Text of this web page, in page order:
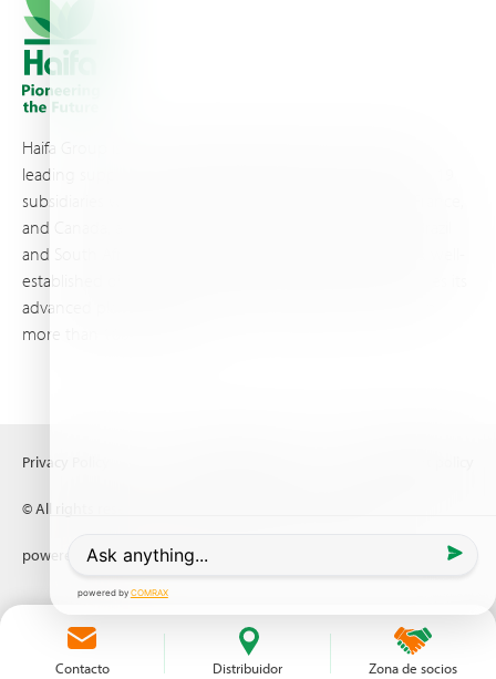
Contacto Distribuidor Zona de socios
Haifa Group is a multi-national corporation and a global
leading supplier of specialty fertilizers, operating through 19
subsidiaries worldwide, with production sites in Israel, France,
and Canada, as well as proprietary blending facilities in Brazil
and South Africa. Backed by extensive infrastructure and well-
established distribution and logistics networks, Haifa makes its
advanced plant nutrition solutions available to growers in
more than 100 countries.
© All rights reserved (2026) Haifa Negev technologies LTD
Privacy Policy
powered byComrax